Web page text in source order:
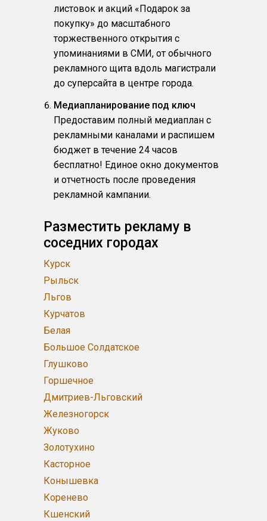
листовок и акций «Подарок за
покупку» до масштабного
торжественного открытия с
упоминаниями в СМИ, от обычного
рекламного щита вдоль магистрали
до суперсайта в центре города.
Медиапланирование под ключ
Предоставим полный медиаплан с
рекламными каналами и распишем
бюджет в течение 24 часов
бесплатно! Единое окно документов
и отчетность после проведения
рекламной кампании.
Разместить рекламу в
соседних городах
Курск
Рыльск
Льгов
Курчатов
Белая
Большое Солдатское
Глушково
Горшечное
Дмитриев-Льговский
Железногорск
Жуково
Золотухино
Касторное
Конышевка
Коренево
Кшенский